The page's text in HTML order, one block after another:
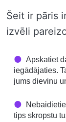
Šeit ir pāris
izvēli
Apskatiet
iegādājaties.
jums dievinu
tips skropstu